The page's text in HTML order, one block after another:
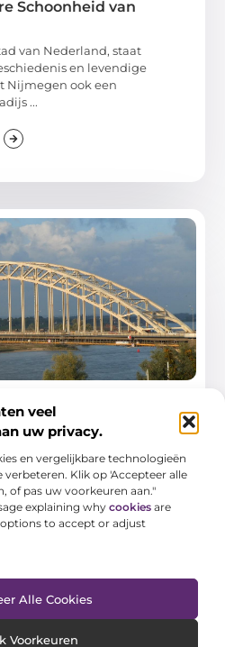
uw privacy.
en vergelijkbare technologieën
Klik op 'Accepteer alle
of pas uw voorkeuren aan."
explaining why
cookies are
to accept or adjust
Alle Cookies
Voorkeuren
Schoonheid van
van Nederland, staat
en levendige
Nijmegen ook een
...
Evenementen
Stad met een Rijke
de oudste stad van
een historische parel.